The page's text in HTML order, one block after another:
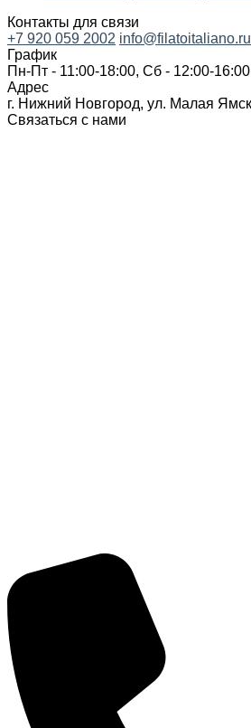
Контакты для связи
+7 920 059 2002 info@filatoitaliano.ru
График
Пн-Пт - 11:00-18:00, Сб - 12:00-16:00
Адрес
г. Нижний Новгород, ул. Малая
Связаться с нами